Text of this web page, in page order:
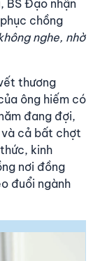
BS Đạo nhận
chồng
nghe, nhờ
thương
ông hiếm có
đang đợi,
và cả bất chợt
kinh
nơi đồng
đuổi ngành